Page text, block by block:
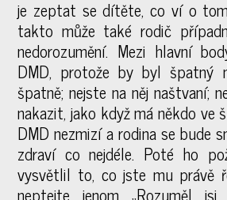
je zeptat se dítěte, co ví o
takto může také rodič
nedorozumění. Mezi hlavní
DMD, protože by byl špatný
špatně; nejste na něj naštvaní;
nakazit, jako když má někdo ve
DMD nezmizí a rodina se bude
zdraví co nejdéle. Poté ho
vysvětlil to, co jste mu právě